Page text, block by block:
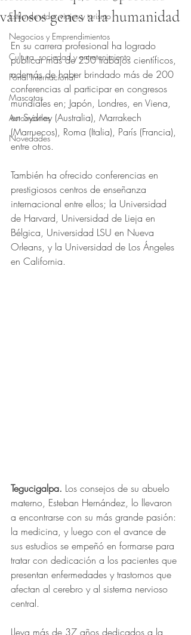
Estilo de vida, viajes y turismo
Negocios y Emprendimientos
Cultura, sociedad y entretenimiento
Portal Internacional
Mascotas
Automóviles
Novedades
valiosos genes a la humanidad
Obtuvo NaN de 5 estrellas.
En su carrera profesional ha logrado
publicar más de 250 trabajos científicos,
además de haber brindado más de 200
conferencias al participar en congresos
mundiales en; Japón, Londres, en Viena,
en Sydney (Australia), Marrakech
(Marruecos), Roma (Italia), París (Francia),
entre otros.
También ha ofrecido conferencias en
prestigiosos centros de enseñanza
internacional entre ellos; la Universidad
de Harvard, Universidad de Lieja en
Bélgica, Universidad LSU en Nueva
Orleans, y la Universidad de Los Ángeles
en California.
Tegucigalpa. Los consejos de su abuelo
materno, Esteban Hernández, lo llevaron
a encontrarse con su más grande pasión:
la medicina, y luego con el avance de
sus estudios se empeñó en formarse para
tratar con dedicación a los pacientes que
presentan enfermedades y trastornos que
afectan al cerebro y al sistema nervioso
central.
Lleva más de 37 años dedicados a la